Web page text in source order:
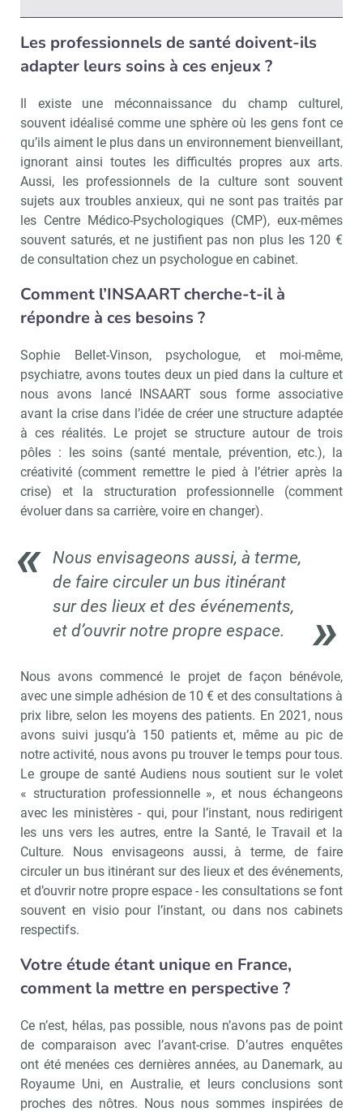
Les professionnels de santé doivent-ils
adapter leurs soins à ces enjeux ?
Il existe une méconnaissance du champ culturel,
souvent idéalisé comme une sphère où les gens font ce
qu’ils aiment le plus dans un environnement bienveillant,
ignorant ainsi toutes les difficultés propres aux arts.
Aussi, les professionnels de la culture sont souvent
sujets aux troubles anxieux, qui ne sont pas traités par
les Centre Médico-Psychologiques (CMP), eux-mêmes
souvent saturés, et ne justifient pas non plus les 120 €
de consultation chez un psychologue en cabinet.
Comment l’INSAART cherche-t-il à
répondre à ces besoins ?
Sophie Bellet-Vinson, psychologue, et moi-même,
psychiatre, avons toutes deux un pied dans la culture et
nous avons lancé INSAART sous forme associative
avant la crise dans l’idée de créer une structure adaptée
à ces réalités. Le projet se structure autour de trois
pôles : les soins (santé mentale, prévention, etc.), la
créativité (comment remettre le pied à l’étrier après la
crise) et la structuration professionnelle (comment
évoluer dans sa carrière, voire en changer).
Nous envisageons aussi, à terme,
de faire circuler un bus itinérant
sur des lieux et des événements,
et d’ouvrir notre propre espace.
Nous avons commencé le projet de façon bénévole,
avec une simple adhésion de 10 € et des consultations à
prix libre, selon les moyens des patients. En 2021, nous
avons suivi jusqu’à 150 patients et, même au pic de
notre activité, nous avons pu trouver le temps pour tous.
Le groupe de santé Audiens nous soutient sur le volet
« structuration professionnelle », et nous échangeons
avec les ministères - qui, pour l’instant, nous redirigent
les uns vers les autres, entre la Santé, le Travail et la
Culture. Nous envisageons aussi, à terme, de faire
circuler un bus itinérant sur des lieux et des événements,
et d’ouvrir notre propre espace - les consultations se font
souvent en visio pour l’instant, ou dans nos cabinets
respectifs.
Votre étude étant unique en France,
comment la mettre en perspective ?
Ce n’est, hélas, pas possible, nous n’avons pas de point
de comparaison avec l’avant-crise. D’autres enquêtes
ont été menées ces dernières années, au Danemark, au
Royaume Uni, en Australie, et leurs conclusions sont
proches des nôtres. Nous nous sommes inspirées de